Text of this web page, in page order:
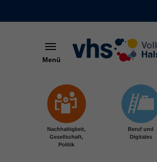
Menü
Nachhaltigkeit,
Gesellschaft,
Politik
Beruf und
Digitales